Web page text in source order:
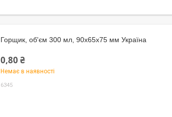
Горщик, об'єм 300 мл, 90х65х75 мм Україна
0,80 ₴
Немає в наявності
6345